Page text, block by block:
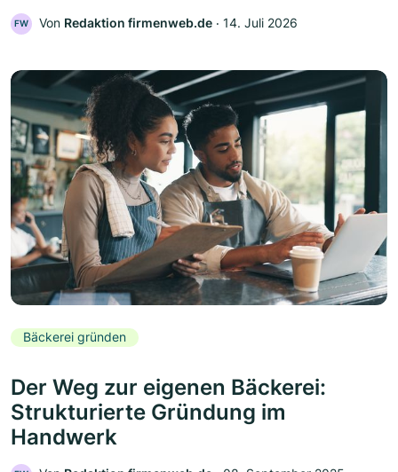
FW Von Redaktion firmenweb.de ‧ 14. Juli 2026
Bäckerei gründen
Der Weg zur eigenen Bäckerei:
Strukturierte Gründung im
Handwerk